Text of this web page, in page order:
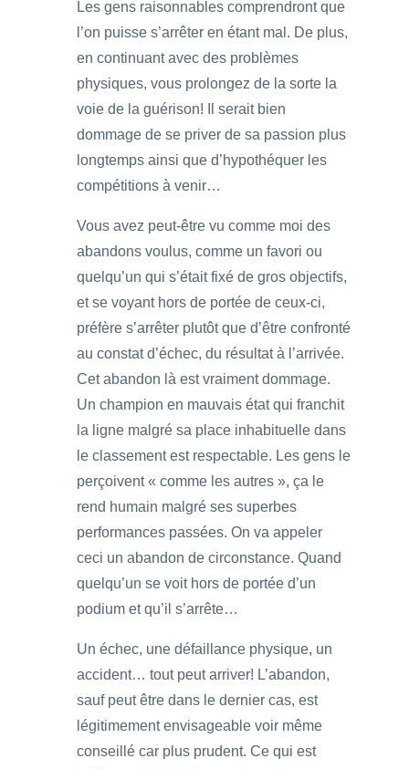
Les gens raisonnables comprendront que
l’on puisse s’arrêter en étant mal. De plus,
en continuant avec des problèmes
physiques, vous prolongez de la sorte la
voie de la guérison! Il serait bien
dommage de se priver de sa passion plus
longtemps ainsi que d’hypothéquer les
compétitions à venir…
Vous avez peut-être vu comme moi des
abandons voulus, comme un favori ou
quelqu’un qui s’était fixé de gros objectifs,
et se voyant hors de portée de ceux-ci,
préfère s’arrêter plutôt que d’être confronté
au constat d’échec, du résultat à l’arrivée.
Cet abandon là est vraiment dommage.
Un champion en mauvais état qui franchit
la ligne malgré sa place inhabituelle dans
le classement est respectable. Les gens le
perçoivent « comme les autres », ça le
rend humain malgré ses superbes
performances passées. On va appeler
ceci un abandon de circonstance. Quand
quelqu’un se voit hors de portée d’un
podium et qu’il s’arrête…
Un échec, une défaillance physique, un
accident… tout peut arriver! L’abandon,
sauf peut être dans le dernier cas, est
légitimement envisageable voir même
conseillé car plus prudent. Ce qui est